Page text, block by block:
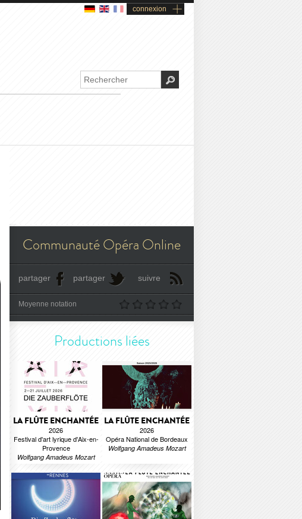
connexion
Communauté Opéra Online
partager partager suivre
Moyenne notation
Productions liées
LA FLÛTE ENCHANTÉE
2026
Festival d'art lyrique d'Aix-en-
Provence
Wolfgang Amadeus Mozart
LA FLÛTE ENCHANTÉE
2026
Opéra National de Bordeaux
Wolfgang Amadeus Mozart